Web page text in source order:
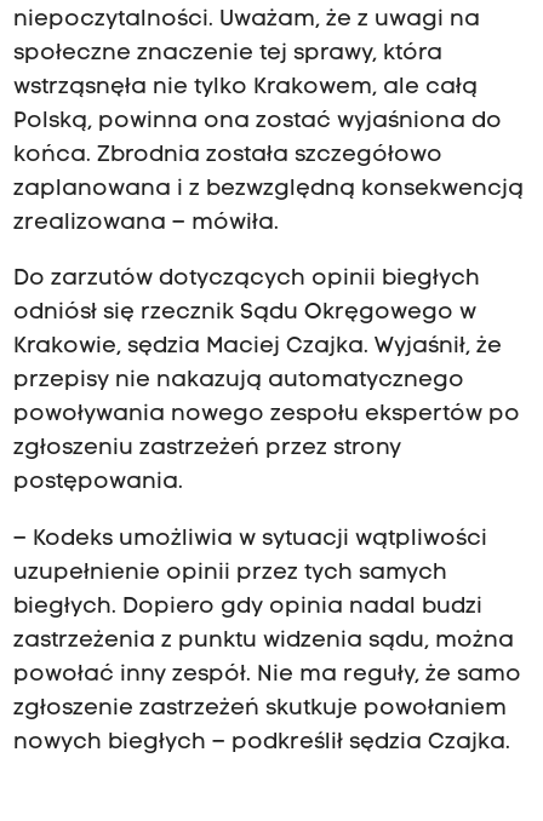
niepoczytalności. Uważam, że z uwagi na
społeczne znaczenie tej sprawy, która
wstrząsnęła nie tylko Krakowem, ale całą
Polską, powinna ona zostać wyjaśniona do
końca. Zbrodnia została szczegółowo
zaplanowana i z bezwzględną konsekwencją
zrealizowana – mówiła.
Do zarzutów dotyczących opinii biegłych
odniósł się rzecznik Sądu Okręgowego w
Krakowie, sędzia Maciej Czajka. Wyjaśnił, że
przepisy nie nakazują automatycznego
powoływania nowego zespołu ekspertów po
zgłoszeniu zastrzeżeń przez strony
postępowania.
– Kodeks umożliwia w sytuacji wątpliwości
uzupełnienie opinii przez tych samych
biegłych. Dopiero gdy opinia nadal budzi
zastrzeżenia z punktu widzenia sądu, można
powołać inny zespół. Nie ma reguły, że samo
zgłoszenie zastrzeżeń skutkuje powołaniem
nowych biegłych – podkreślił sędzia Czajka.